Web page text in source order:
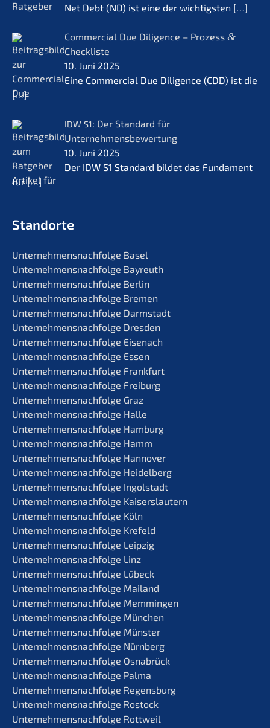
Net Debt (ND) ist eine der wichtigs­ten […]
Commer­cial Due Diligence – Prozess &
Checkliste
10. Juni 2025
Eine Commer­cial Due Diligence (CDD) ist die
[…]
IDW S1: Der Standard für
Unternehmensbewertung
10. Juni 2025
Der IDW S1 Standard bildet das Funda­ment
für[…]
Standorte
Unternehmens­nachfolge Basel
Unternehmens­nachfolge Bayreuth
Unternehmens­nachfolge Berlin
Unternehmens­nachfolge Bremen
Unternehmens­nachfolge Darmstadt
Unternehmens­nachfolge Dresden
Unternehmens­nachfolge Eisenach
Unternehmens­nachfolge Essen
Unternehmens­nachfolge Frankfurt
Unternehmens­nachfolge Freiburg
Unternehmens­nachfolge Graz
Unternehmens­nachfolge Halle
Unternehmens­nachfolge Hamburg
Unternehmens­nachfolge Hamm
Unternehmens­nachfolge Hannover
Unternehmens­nachfolge Heidelberg
Unternehmens­nachfolge Ingolstadt
Unternehmens­nachfolge Kaiserslautern
Unternehmens­nachfolge Köln
Unternehmens­nachfolge Krefeld
Unternehmens­nachfolge Leipzig
Unternehmens­nachfolge Linz
Unternehmens­nachfolge Lübeck
Unternehmens­nachfolge Mailand
Unternehmens­nachfolge Memmingen
Unternehmens­nachfolge München
Unternehmens­nachfolge Münster
Unternehmens­nachfolge Nürnberg
Unternehmens­nachfolge Osnabrück
Unternehmens­nachfolge Palma
Unternehmens­nachfolge Regensburg
Unternehmens­nachfolge Rostock
Unternehmens­nachfolge Rottweil